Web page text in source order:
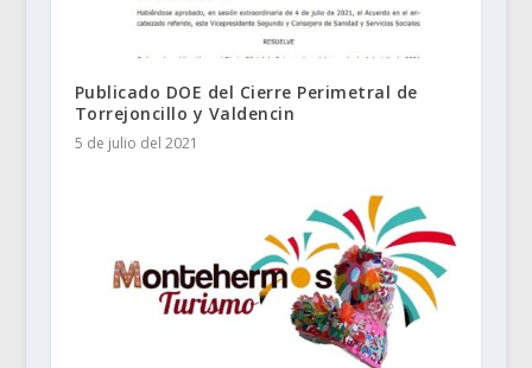
Publicado DOE del Cierre Perimetral de
Torrejoncillo y Valdencin
5 de julio del 2021